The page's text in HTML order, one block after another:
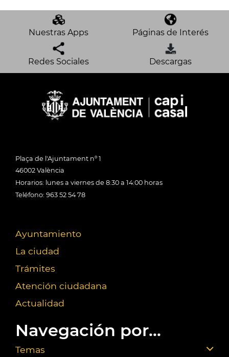
Nuestras Apps Páginas de Interés
Redes Sociales Descargas
Plaça de l'Ajuntament nº 1
46002 València
Horarios: lunes a viernes de 8:30 a 14:00 horas
Teléfono: 963 52 54 78
Ayuntamiento
La ciudad
Trámites
Atención ciudadana
Actualidad
Navegación por...
Temas